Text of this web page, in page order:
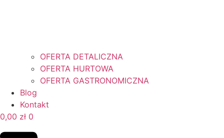
OFERTA DETALICZNA
OFERTA HURTOWA
OFERTA GASTRONOMICZNA
Blog
Kontakt
0,00 zł 0